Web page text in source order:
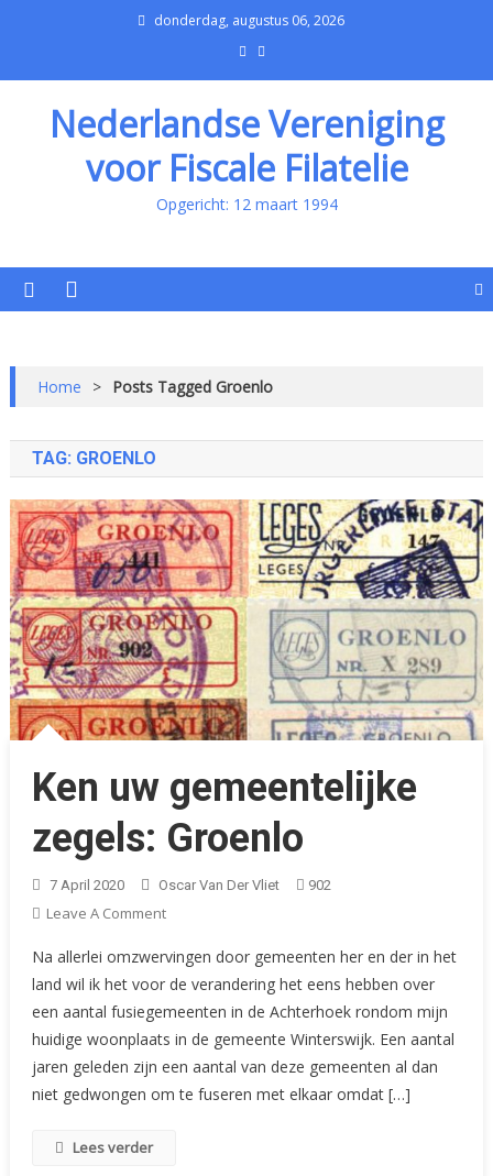
donderdag, augustus 06, 2026
Nederlandse Vereniging
voor Fiscale Filatelie
Opgericht: 12 maart 1994
Home > Posts Tagged Groenlo
TAG: GROENLO
Ken uw gemeentelijke
zegels: Groenlo
7 April 2020 Oscar Van Der Vliet 902
Leave A CommentOn
Uw
Gemeentelijke
Zegels:
Groenlo
Na allerlei omzwervingen door gemeenten her en der in het
land wil ik het voor de verandering het eens hebben over
een aantal fusiegemeenten in de Achterhoek rondom mijn
huidige woonplaats in de gemeente Winterswijk. Een aantal
jaren geleden zijn een aantal van deze gemeenten al dan
niet gedwongen om te fuseren met elkaar omdat […]
Lees verder